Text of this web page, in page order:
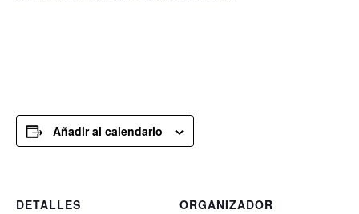
Añadir al calendario
DETALLES
ORGANIZADOR